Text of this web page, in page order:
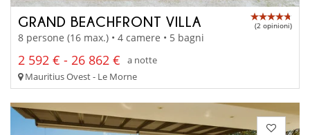
GRAND BEACHFRONT VILLA (2 opinioni)
8 persone (16 max.) • 4 camere • 5 bagni
2 592 € - 26 862 €
a notte
Mauritius Ovest - Le Morne